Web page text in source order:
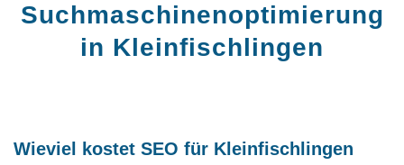
Suchmaschinenoptimierung
in Kleinfischlingen
Wieviel kostet SEO für Kleinfischlingen